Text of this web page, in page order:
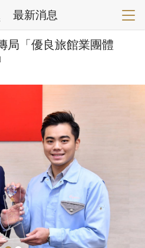
最新消息
局「優良旅館業團體